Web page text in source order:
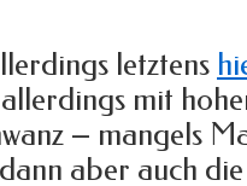
letztens
mit
– mangels
aber auch